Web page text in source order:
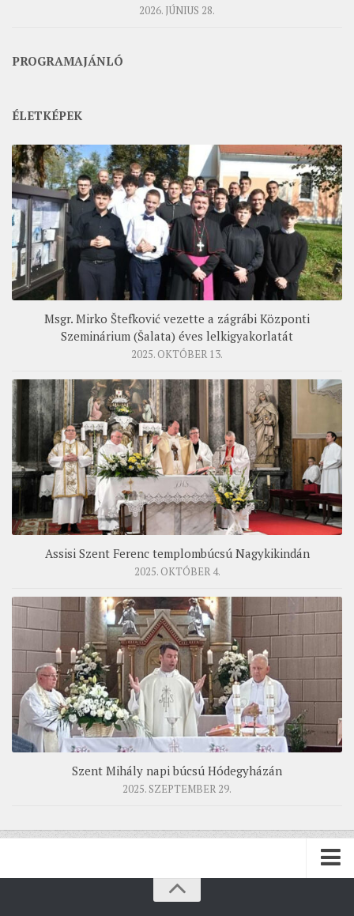
2026. JÚNIUS 28.
PROGRAMAJÁNLÓ
ÉLETKÉPEK
Msgr. Mirko Štefković vezette a zágrábi Központi
Szeminárium (Šalata) éves lelkigyakorlatát
2025. OKTÓBER 13.
Assisi Szent Ferenc templombúcsú Nagykikindán
2025. OKTÓBER 4.
Szent Mihály napi búcsú Hódegyházán
2025. SZEPTEMBER 29.